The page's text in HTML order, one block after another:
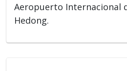
Aeropuerto Internacional
Hedong.